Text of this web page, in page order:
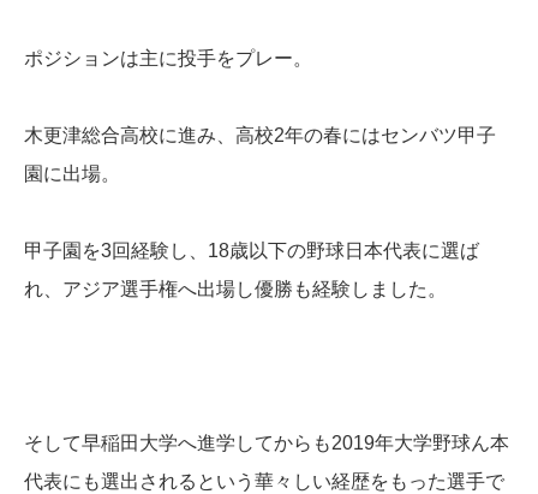
ポジションは主に投手をプレー。
木更津総合高校に進み、高校2年の春にはセンバツ甲子
園に出場。
甲子園を3回経験し、18歳以下の野球日本代表に選ば
れ、アジア選手権へ出場し優勝も経験しました。
そして早稲田大学へ進学してからも2019年大学野球ん本
代表にも選出されるという華々しい経歴をもった選手で